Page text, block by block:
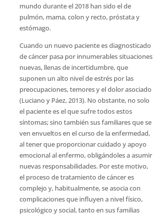
mundo durante el 2018 han sido el de
pulmón, mama, colon y recto, próstata y
estómago.
Cuando un nuevo paciente es diagnosticado
de cáncer pasa por innumerables situaciones
nuevas, llenas de incertidumbre, que
suponen un alto nivel de estrés por las
preocupaciones, temores y el dolor asociado
(Luciano y Páez, 2013). No obstante, no solo
el paciente es el que sufre todos estos
síntomas; sino también sus familiares que se
ven envueltos en el curso de la enfermedad,
al tener que proporcionar cuidado y apoyo
emocional al enfermo, obligándoles a asumir
nuevas responsabilidades. Por este motivo,
el proceso de tratamiento de cáncer es
complejo y, habitualmente, se asocia con
complicaciones que influyen a nivel físico,
psicológico y social, tanto en sus familias